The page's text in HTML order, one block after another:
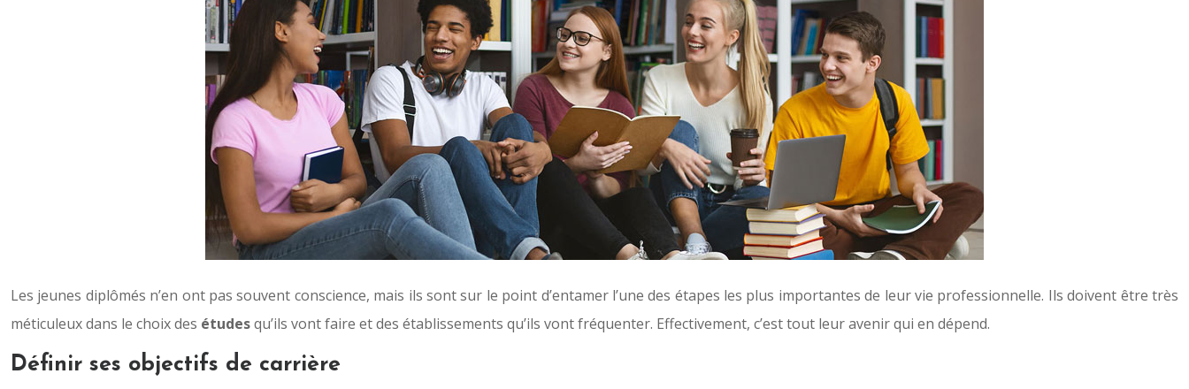
Les jeunes diplômés n’en ont pas souvent conscience, mais ils sont sur le point d’entamer l’une des étapes les plus importantes de leur vie professionnelle. Ils doivent être très
méticuleux dans le choix des étudesqu’ils vont faire et des établissements qu’ils vont fréquenter. Effectivement, c’est tout leur avenir qui en dépend.
Définir ses objectifs de carrière